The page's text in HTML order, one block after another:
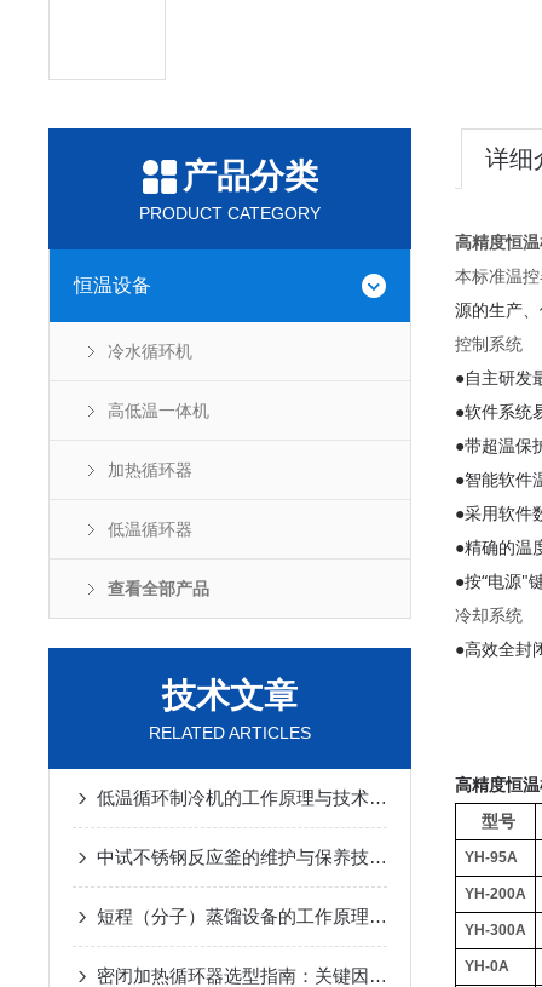
产品分类
PRODUCT CATEGORY
恒温设备
冷水循环机
高低温一体机
加热循环器
低温循环器
查看全部产品
技术文章
RELATED ARTICLES
低温循环制冷机的工作原理与技术优势 2025-02-14
中试不锈钢反应釜的维护与保养技巧 2025-01-10
短程（分子）蒸馏设备的工作原理及应用 2024-12-07
密闭加热循环器选型指南：关键因素与考量 2024-11-14
详细
高精度恒
本标准温
源的生产
控制系统
●自主研发
●软件系统
●带超温保
●智能软件
●采用软件
●精确的温
●按“电源"
冷却系统
●高效全封
高精度恒
型号
YH-95A
YH-200A
YH-300A
YH-0A